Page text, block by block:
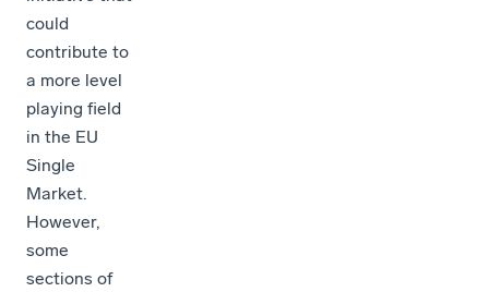
could
contribute to
a more level
playing field
in the EU
Single
Market.
However,
some
sections of